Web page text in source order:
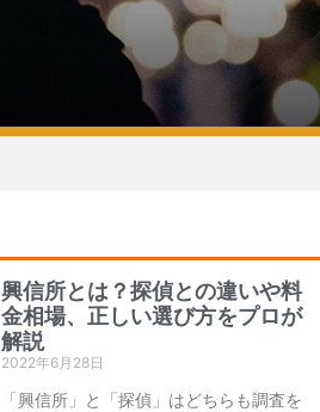
興信所とは？探偵との違いや料
金相場、正しい選び方をプロが
解説
2022年6月28日
「興信所」と「探偵」はどちらも調査を